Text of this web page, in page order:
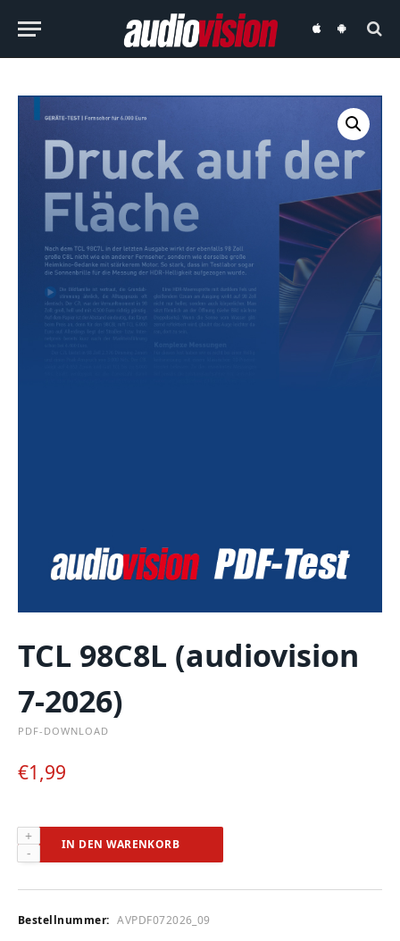
audiovisionaudiovision
TCL 98C8L (audiovision
7-2026)
PDF-DOWNLOAD
€1,99
TCL
98C8L
7-
Menge
IN DEN WARENKORB
Bestellnummer: AVPDF072026_09